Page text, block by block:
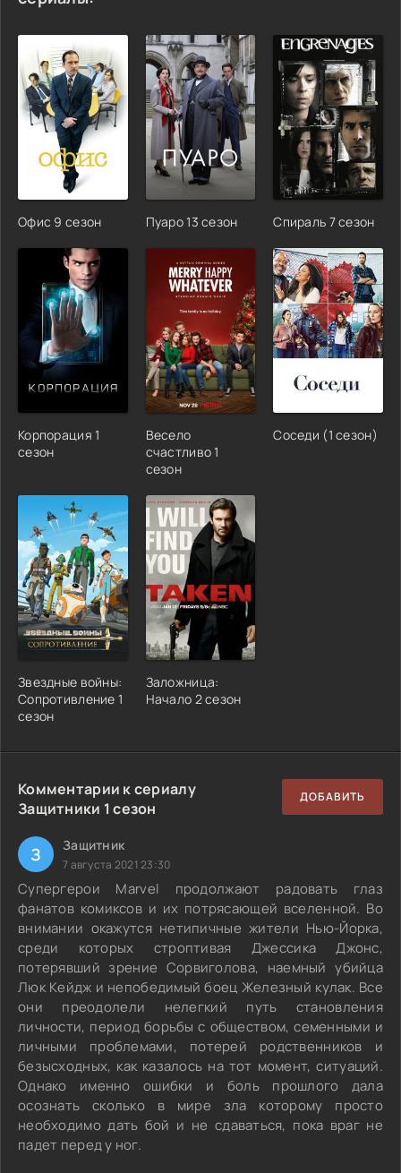
Офис 9 сезон Пуаро 13 сезон Спираль 7 сезон
Корпорация 1
сезон
Весело
счастливо 1
сезон
Соседи (1 сезон)
Звездные войны:
Сопротивление 1
сезон
Заложница:
Начало 2 сезон
Комментарии к сериалу
Защитники 1 сезон
ДОБАВИТЬ
З Защитник
7 августа 2021 23:30
Супергерои Marvel продолжают радовать глаз
фанатов комиксов и их потрясающей вселенной. Во
внимании окажутся нетипичные жители Нью-Йорка,
среди которых строптивая Джессика Джонс,
потерявший зрение Сорвиголова, наемный убийца
Люк Кейдж и непобедимый боец Железный кулак. Все
они преодолели нелегкий путь становления
личности, период борьбы с обществом, семенными и
личными проблемами, потерей родственников и
безысходных, как казалось на тот момент, ситуаций.
Однако именно ошибки и боль прошлого дала
осознать сколько в мире зла которому просто
необходимо дать бой и не сдаваться, пока враг не
падет перед у ног.